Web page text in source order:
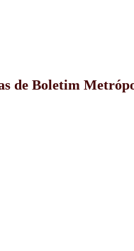
de Boletim